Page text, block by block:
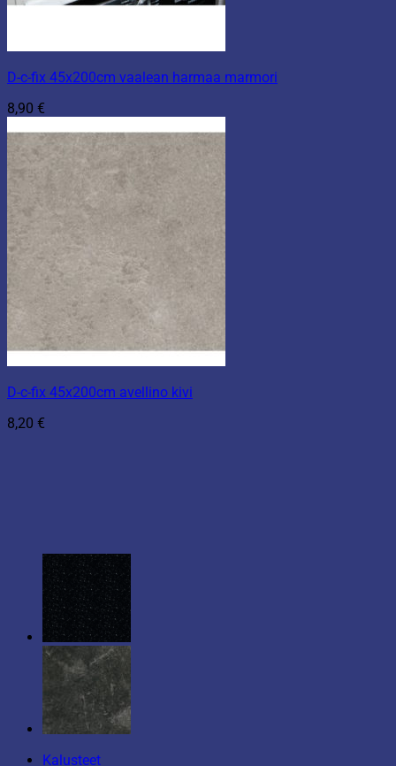
D-c-fix 45x200cm vaalean harmaa marmori
8,90 €
D-c-fix 45x200cm avellino kivi
8,20 €
Kalusteet